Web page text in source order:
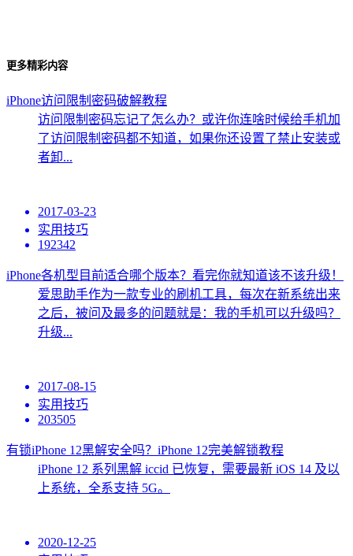
更多精彩内容
iPhone访问限制密码破解教程
访问限制密码忘记了怎么办？或许你连啥时候给手机加
了访问限制密码都不知道，如果你还设置了禁止安装或
者卸...
2017-03-23
实用技巧
192342
iPhone各机型目前适合哪个版本？看完你就知道该不该升级！
爱思助手作为一款专业的刷机工具，每次在新系统出来
之后，被问及最多的问题就是：我的手机可以升级吗？
升级...
2017-08-15
实用技巧
203505
有锁iPhone 12黑解安全吗？iPhone 12完美解锁教程
iPhone 12 系列黑解 iccid 已恢复，需要最新 iOS 14 及以
上系统，全系支持 5G。
2020-12-25